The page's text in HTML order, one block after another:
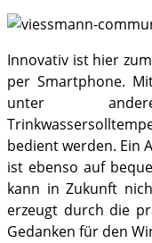
Innovativ ist hier
per Smartphone.
unter
bedient werden. Ein
ist ebenso auf
kann in Zukunft
erzeugt durch die
Gedanken für den